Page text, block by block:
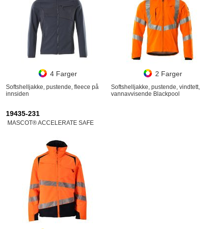
4 Farger
Softshelljakke, pustende, fleece på
innsiden
2 Farger
Softshelljakke, pustende, vindtett,
vannavvisende Blackpool
19435-231
MASCOT® ACCELERATE SAFE